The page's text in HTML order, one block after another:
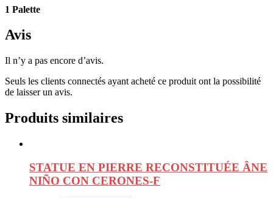
1 Palette
Avis
Il n’y a pas encore d’avis.
Seuls les clients connectés ayant acheté ce produit ont la possibilité
de laisser un avis.
Produits similaires
STATUE EN PIERRE RECONSTITUÉE ÂNE
NIÑO CON CERONES-F